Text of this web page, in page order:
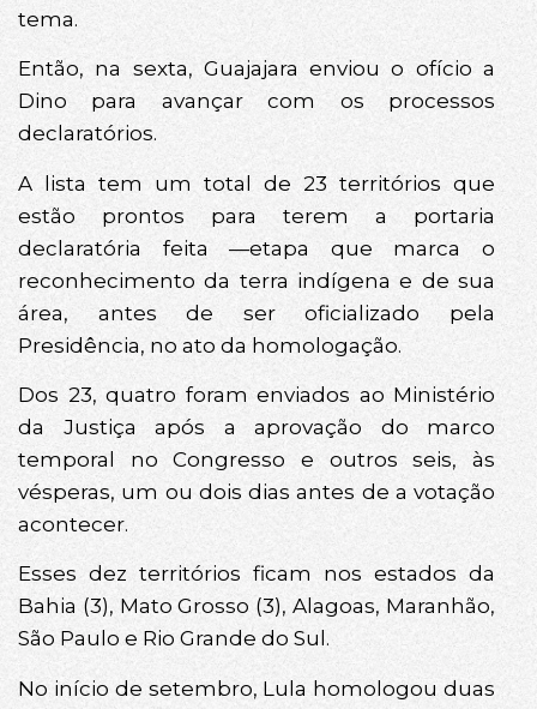
tema.
Então, na sexta, Guajajara enviou o ofício a
Dino para avançar com os processos
declaratórios.
A lista tem um total de 23 territórios que
estão prontos para terem a portaria
declaratória feita —etapa que marca o
reconhecimento da terra indígena e de sua
área, antes de ser oficializado pela
Presidência, no ato da homologação.
Dos 23, quatro foram enviados ao Ministério
da Justiça após a aprovação do marco
temporal no Congresso e outros seis, às
vésperas, um ou dois dias antes de a votação
acontecer.
Esses dez territórios ficam nos estados da
Bahia (3), Mato Grosso (3), Alagoas, Maranhão,
São Paulo e Rio Grande do Sul.
No início de setembro, Lula homologou duas